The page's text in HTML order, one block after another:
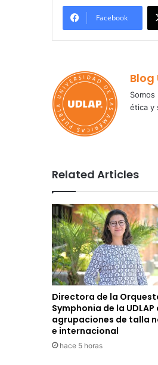
Facebook
Blog
ética y
Related Articles
Directora de la
Symphonia de la
agrupaciones de talla
e internacional
hace 5 horas